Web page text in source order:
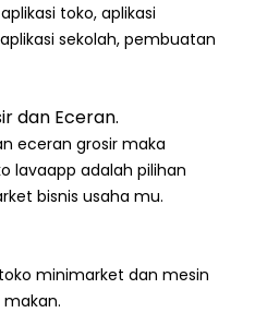
toko, aplikasi
sekolah, pembuatan
dan Eceran.
eceran grosir maka
lavaapp adalah pilihan
bisnis usaha mu.
minimarket dan mesin